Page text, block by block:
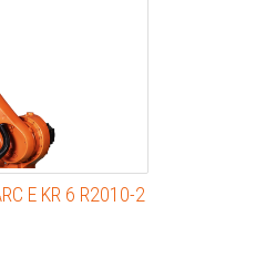
E KR 6 R2010-2